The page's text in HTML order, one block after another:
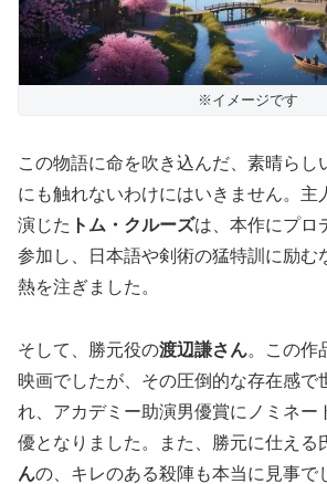
※イメージです
この物語に命を吹き込んだ、素晴らし
にも触れないわけにはいきません。主
演じた トム・クルーズは、本作にプロ
参加し、日本語や剣術の猛特訓に励む
熱を注ぎました。
そして、勝元役の渡辺謙さん。この作
映画でしたが、その圧倒的な存在感で
れ、アカデミー助演男優賞にノミネー
優となりました。また、勝元に仕える
んの、キレのある殺陣も本当に見事で